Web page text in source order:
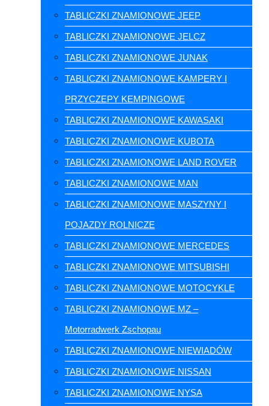
TABLICZKI ZNAMIONOWE JEEP
TABLICZKI ZNAMIONOWE JELCZ
TABLICZKI ZNAMIONOWE JUNAK
TABLICZKI ZNAMIONOWE KAMPERY I
PRZYCZEPY KEMPINGOWE
TABLICZKI ZNAMIONOWE KAWASAKI
TABLICZKI ZNAMIONOWE KUBOTA
TABLICZKI ZNAMIONOWE LAND ROVER
TABLICZKI ZNAMIONOWE MAN
TABLICZKI ZNAMIONOWE MASZYNY I
POJAZDY ROLNICZE
TABLICZKI ZNAMIONOWE MERCEDES
TABLICZKI ZNAMIONOWE MITSUBISHI
TABLICZKI ZNAMIONOWE MOTOCYKLE
TABLICZKI ZNAMIONOWE MZ –
Motorradwerk Zschopau
TABLICZKI ZNAMIONOWE NIEWIADÓW
TABLICZKI ZNAMIONOWE NISSAN
TABLICZKI ZNAMIONOWE NYSA